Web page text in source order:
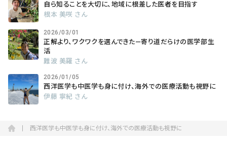
自ら知ることを大切に、地域に根差した医者を目指す
根本 美咲 さん
2026/03/01
正解より、ワクワクを選んできた―寄り道だらけの医学部生
活
難波 美羅 さん
2026/01/05
西洋医学も中医学も身に付け、海外での医療活動も視野に
伊藤 寧紀 さん
西洋医学も中医学も身に付け、海外での医療活動も視野に